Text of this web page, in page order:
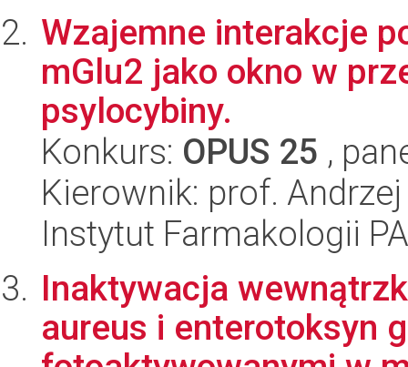
Wzajemne interakcje
mGlu2 jako okno w
psylocybiny.
Konkurs: OPUS 25 ,
Kierownik: prof.
Instytut Farmakologii
Inaktywacja
aureus i enterotoksyn